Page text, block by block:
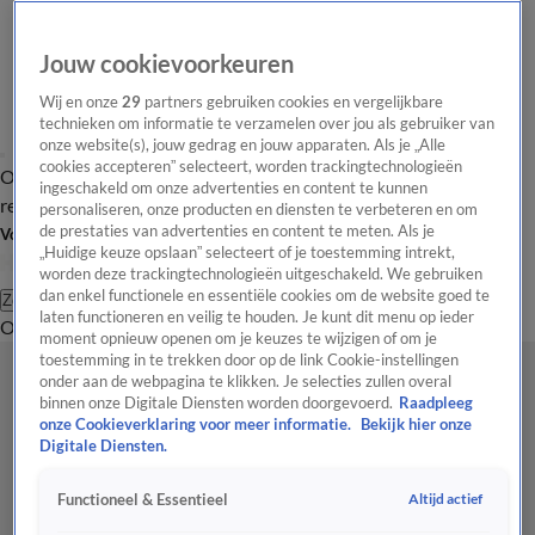
Overzicht Laatste nieuws Regionieuws Het beste van Hart
Tip de
redactie
Volg Hart van Nederland
Zoeken
OverzichtRegioUitzendingenWeerTip de redactiePanelVideo's
Jouw cookievoorkeuren
Wij en onze29 partners gebruiken cookies en vergelijkbare
technieken om informatie te verzamelen over jou als gebruiker van
onze website(s), jouw gedrag en jouw apparaten. Als je „Alle
cookies accepteren” selecteert, worden trackingtechnologieën
ingeschakeld om onze advertenties en content te kunnen
personaliseren, onze producten en diensten te verbeteren en om
de prestaties van advertenties en content te meten. Als je
„Huidige keuze opslaan” selecteert of je toestemming intrekt,
worden deze trackingtechnologieën uitgeschakeld. We gebruiken
dan enkel functionele en essentiële cookies om de website goed te
laten functioneren en veilig te houden. Je kunt dit menu op ieder
moment opnieuw openen om je keuzes te wijzigen of om je
toestemming in te trekken door op de link Cookie-instellingen
onder aan de webpagina te klikken. Je selecties zullen overal
binnen onze Digitale Diensten worden doorgevoerd. Raadpleeg
onze Cookieverklaring voor meer informatie.
Bekijk hier onze
Digitale Diensten.
Functioneel & Essentieel Altijd actief